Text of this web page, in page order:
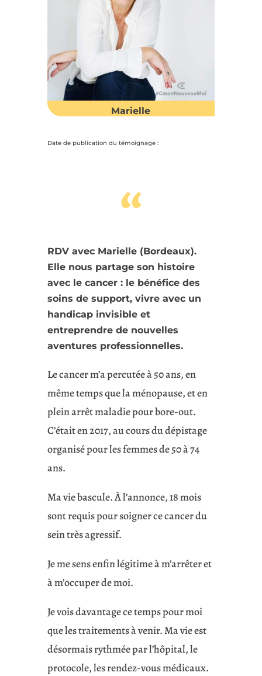
Marielle
Date de publication du témoignage :
“
RDV avec Marielle (Bordeaux).
Elle nous partage son histoire
avec le cancer : le bénéfice des
soins de support, vivre avec un
handicap invisible et
entreprendre de nouvelles
aventures professionnelles.
Le cancer m’a percutée à 50 ans, en
même temps que la ménopause, et en
plein arrêt maladie pour bore-out.
C’était en 2017, au cours du dépistage
organisé pour les femmes de 50 à 74
ans.
Ma vie bascule. À l’annonce, 18 mois
sont requis pour soigner ce cancer du
sein très agressif.
Je me sens enfin légitime à m’arrêter et
à m’occuper de moi.
Je vois davantage ce temps pour moi
que les traitements à venir. Ma vie est
désormais rythmée par l’hôpital, le
protocole, les rendez-vous médicaux.